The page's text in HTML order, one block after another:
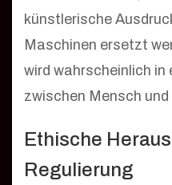
künstlerische
Maschinen ersetzt
wird wahrscheinlich
zwischen Mensch
Ethische
Regulierung